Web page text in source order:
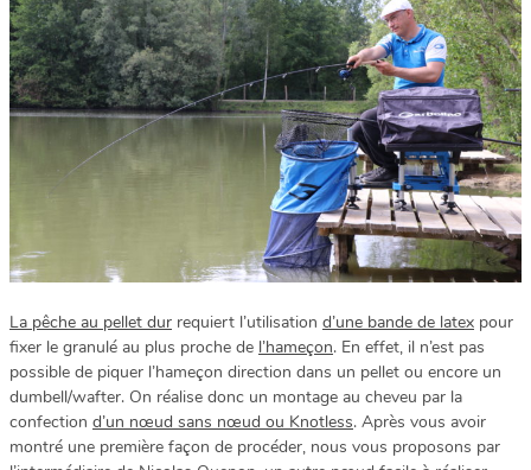
La pêche au pellet dur requiert l’utilisation d’une bande de latex pour
fixer le granulé au plus proche de l’hameçon. En effet, il n’est pas
possible de piquer l’hameçon direction dans un pellet ou encore un
dumbell/wafter. On réalise donc un montage au cheveu par la
confection d’un nœud sans nœud ou Knotless. Après vous avoir
montré une première façon de procéder, nous vous proposons par